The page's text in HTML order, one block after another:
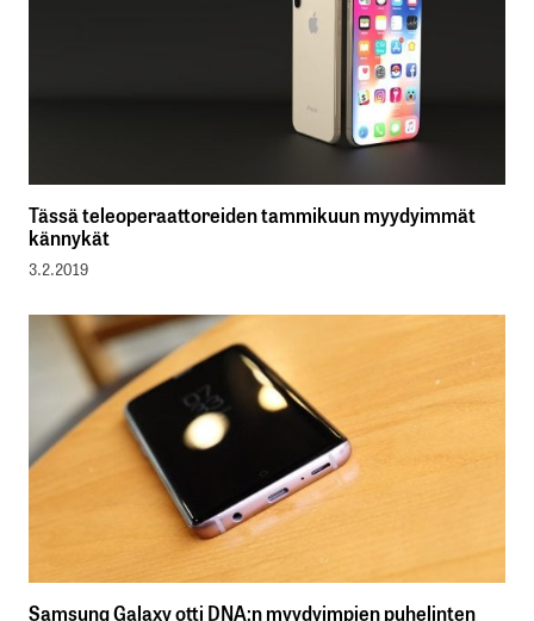
Tässä teleoperaattoreiden tammikuun myydyimmät
kännykät
3.2.2019
Samsung Galaxy otti DNA:n myydyimpien puhelinten